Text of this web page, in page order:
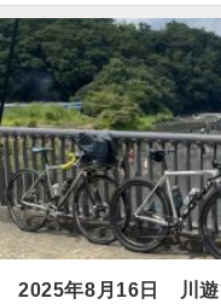
2025年8月16日 川遊